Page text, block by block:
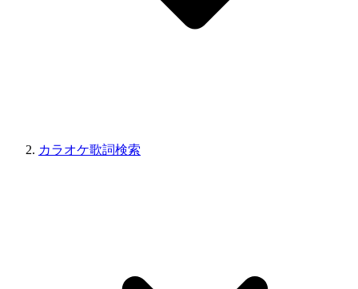
カラオケ歌詞検索